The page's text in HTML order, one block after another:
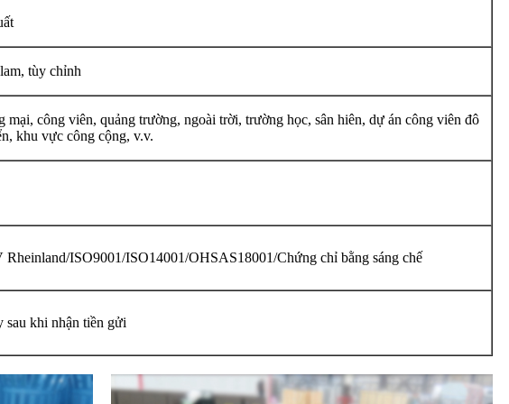
tùy chỉnh
mại, công viên, quảng trường, ngoài trời, trường học, sân hiên, dự án công viên đô
khu vực công cộng, v.v.
Rheinland/ISO9001/ISO14001/OHSAS18001/Chứng chỉ bằng sáng chế
sau khi nhận tiền gửi